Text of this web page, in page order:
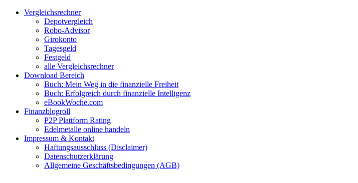
Zum
Facebook
Twitter
Instagram
Pinterest
YouTubeVergleichsrechner
Depotvergleich
Robo-Advisor
Girokonto
Tagesgeld
Festgeld
alle Vergleichsrechner
Download Bereich
Buch: Mein Weg in die finanzielle Freiheit
Buch: Erfolgreich durch finanzielle Intelligenz
eBookWoche.com
Finanzblogroll
P2P Plattform Rating
Edelmetalle online handeln
Impressum & Kontakt
Haftungsausschluss (Disclaimer)
Datenschutzerklärung
Allgemeine Geschäftsbedingungen (AGB)